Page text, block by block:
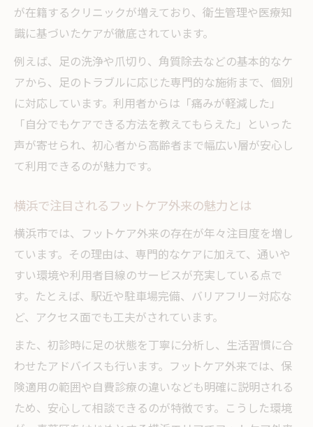
が在籍するクリニックが増えており、衛生管理や医療知
識に基づいたケアが徹底されています。
例えば、足の洗浄や爪切り、角質除去などの基本的なケ
アから、足のトラブルに応じた専門的な施術まで、個別
に対応しています。利用者からは「痛みが軽減した」
「自分でもケアできる方法を教えてもらえた」といった
声が寄せられ、初心者から高齢者まで幅広い層が安心し
て利用できるのが魅力です。
横浜で注目されるフットケア外来の魅力とは
横浜市では、フットケア外来の存在が年々注目度を増し
ています。その理由は、専門的なケアに加えて、通いや
すい環境や利用者目線のサービスが充実している点で
す。たとえば、駅近や駐車場完備、バリアフリー対応な
ど、アクセス面でも工夫がされています。
また、初診時に足の状態を丁寧に分析し、生活習慣に合
わせたアドバイスも行います。フットケア外来では、保
険適用の範囲や自費診療の違いなども明確に説明される
ため、安心して相談できるのが特徴です。こうした環境